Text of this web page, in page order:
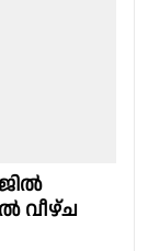
വീഴ്ച